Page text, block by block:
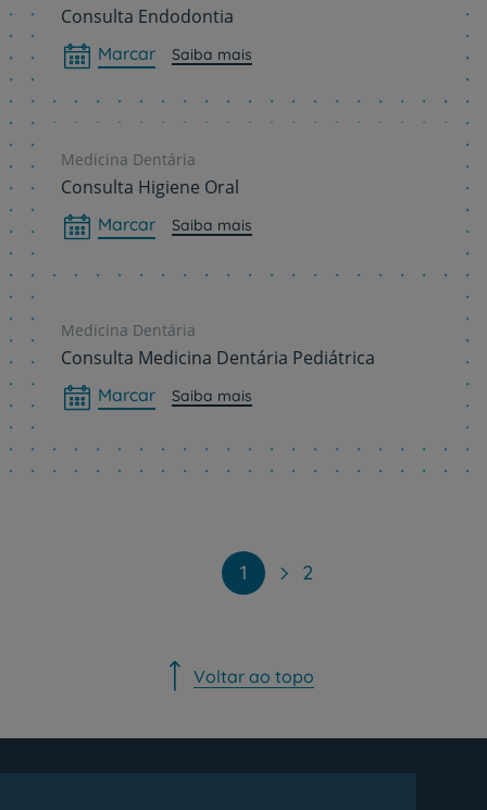
Consulta Endodontia
Marcar Saiba mais
Medicina Dentária
Consulta Higiene Oral
Marcar Saiba mais
Medicina Dentária
Consulta Medicina Dentária Pediátrica
Marcar Saiba mais
1 2
Voltar ao topo